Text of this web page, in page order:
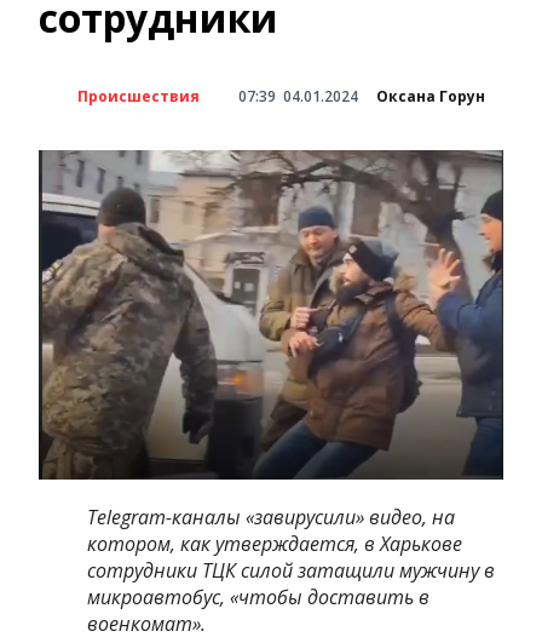
сотрудники
Происшествия 07:39 04.01.2024 Оксана Горун
Telegram-каналы «завирусили» видео, на
котором, как утверждается, в Харькове
сотрудники ТЦК силой затащили мужчину в
микроавтобус, «чтобы доставить в
военкомат».